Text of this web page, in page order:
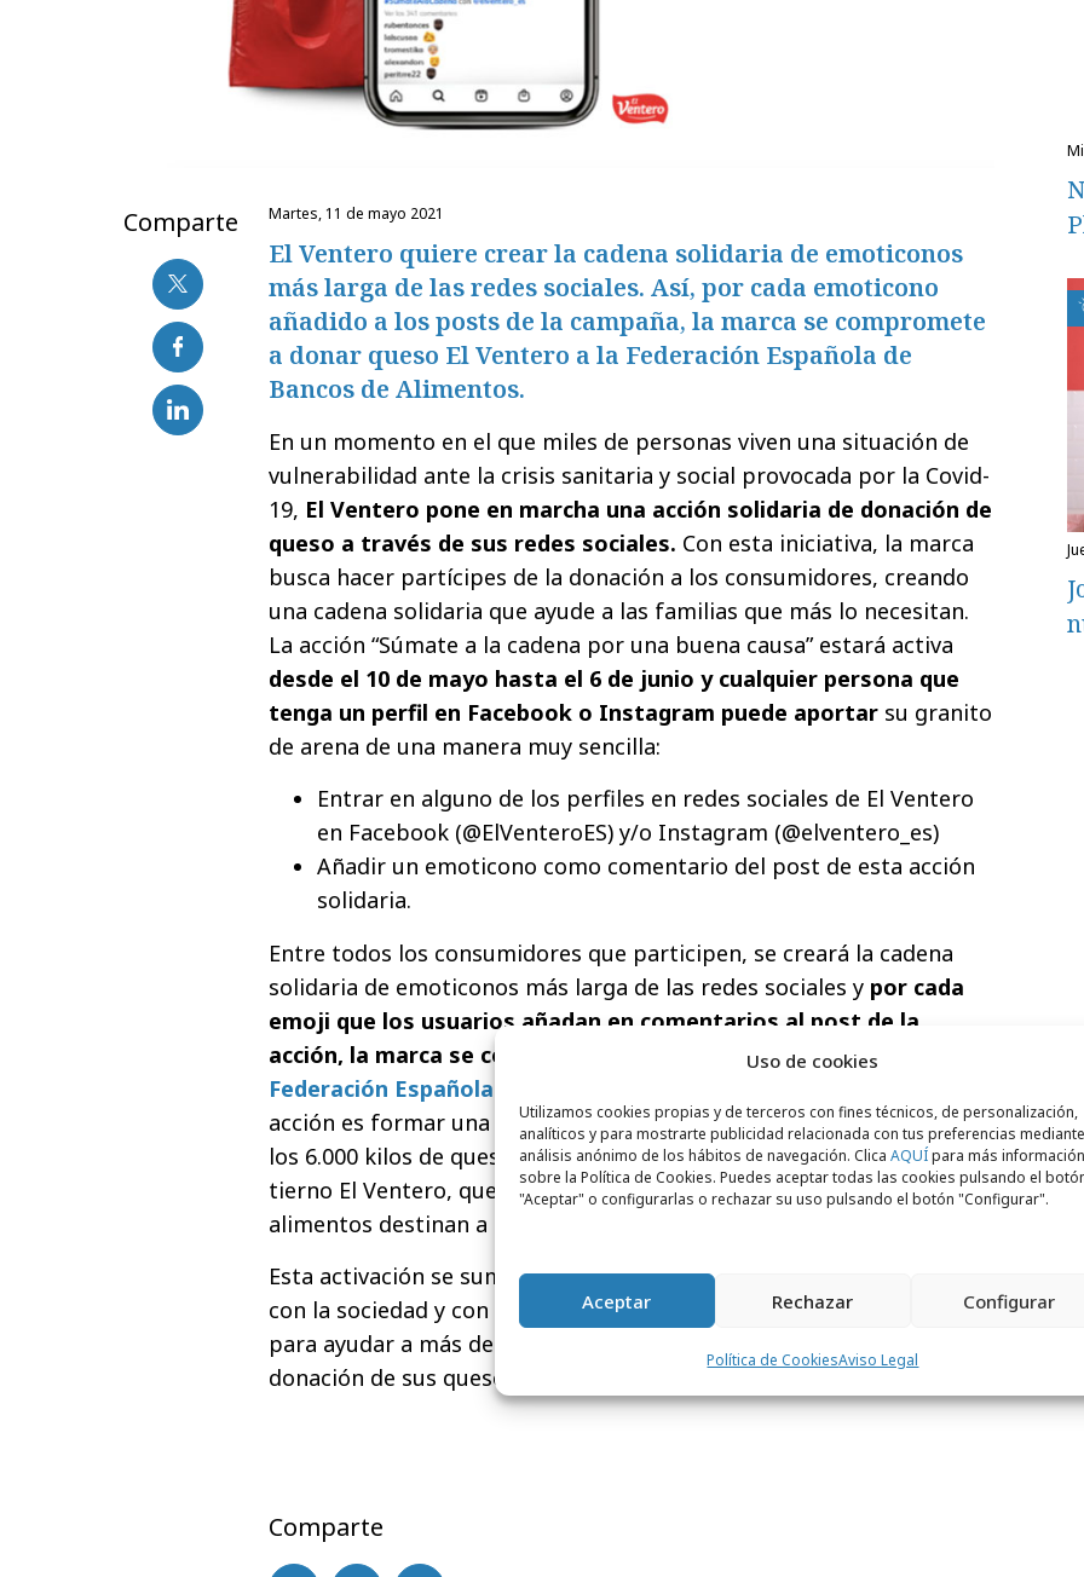
Uso de cookies
Utilizamos cookies propias y de terceros con fines técnicos, de personalización,
analíticos y para mostrarte publicidad relacionada con tus preferencias
análisis anónimo de los hábitos de navegación. Clica AQUÍpara más información
sobre la Política de Cookies. Puedes aceptar todas las cookies pulsando el
"Aceptar" o configurarlas o rechazar su uso pulsando el botón "Configurar".
Aceptar Rechazar Configurar
Política de CookiesAviso Legal
Comparte martes, 11 de mayo 2021
El Ventero quiere crear la cadena solidaria de emoticonos
más larga de las redes sociales. Así, por cada emoticono
añadido a los posts de la campaña, la marca se compromete
a donar queso El Ventero a la Federación Española de
Bancos de Alimentos.
En un momento en el que miles de personas viven una situación de
vulnerabilidad ante la crisis sanitaria y social provocada por la Covid-
19, El Ventero pone en marcha una acción solidaria de donación de
queso a través de sus redes sociales. Con esta iniciativa, la marca
busca hacer partícipes de la donación a los consumidores, creando
una cadena solidaria que ayude a las familias que más lo necesitan.
La acción “Súmate a la cadena por una buena causa” estará activa
desde el 10 de mayo hasta el 6 de junio y cualquier persona que
tenga un perfil en Facebook o Instagram puede aportar su granito
de arena de una manera muy sencilla:
Entrar en alguno de los perfiles en redes sociales de El Ventero
en Facebook (@ElVenteroES) y/o Instagram (@elventero_es)
Añadir un emoticono como comentario del post de esta acción
solidaria.
Entre todos los consumidores que participen, se creará la cadena
solidaria de emoticonos más larga de las redes sociales y por cada
emoji que los usuarios añadan en comentarios al post de la
acción, la marca se compromete a donar queso El Ventero a la
Federación Española de Bancos de Alimentos
acción es formar una cadena de más de 18.000 emojis hasta llegar a
los 6.000 kilos de queso, equivalentes a más de 18.000 packs de queso
tierno El Ventero, que se incluirán en las bolsas que los bancos de
alimentos destinan a las familias más necesitadas.
Esta activación se suma al compromiso que la marca El Ventero tiene
con la sociedad y con la Federación Española de Bancos de Alimentos
para ayudar a más de 20.000 familias que lo necesitan gracias a la
donación de sus quesos.
Comparte